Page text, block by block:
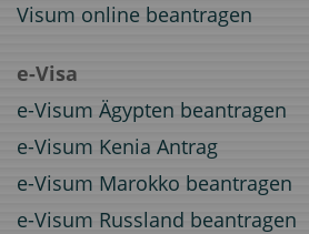
Visum online beantragen
e-Visa
e-Visum Ägypten beantragen
e-Visum Kenia Antrag
e-Visum Marokko beantragen
e-Visum Russland beantragen